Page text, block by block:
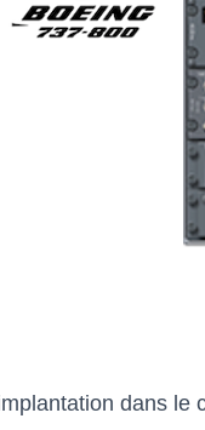
dans le